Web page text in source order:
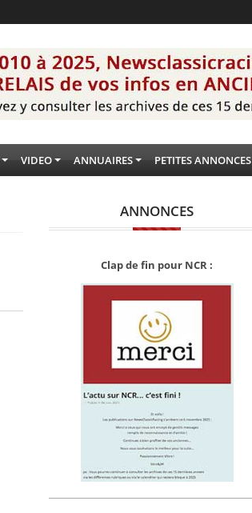
VIDEO ANNUAIRES PETITES ANNONCES
ANNONCES
Clap de fin pour NCR :